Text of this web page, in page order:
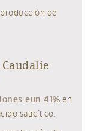
de
eun 41% en
salicílico.